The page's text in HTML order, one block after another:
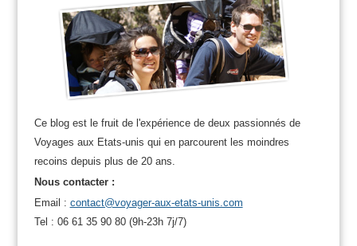
Ce blog est le fruit de l'expérience de deux passionnés de
Voyages aux Etats-unis qui en parcourent les moindres
recoins depuis plus de 20 ans.
Nous contacter :
Email : contact@voyager-aux-etats-unis.com
Tel : 06 61 35 90 80 (9h-23h 7j/7)